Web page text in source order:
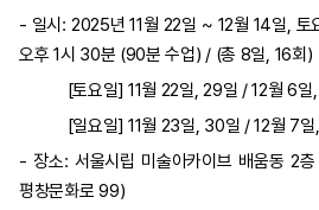
- 일시: 2025년 11월 22일 ~ 12월 14일, 토
오후 1시 30분 (90분 수업) / (총 8일, 16회)
[토요일] 11월 22일, 29일 / 12월 6일,
[일요일] 11월 23일, 30일 / 12월 7일,
- 장소: 서울시립 미술아카이브 배움동 2
평창문화로 99)